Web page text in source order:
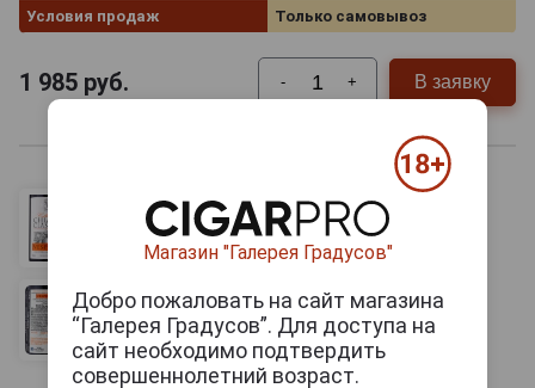
Условия продаж
Только самовывоз
1 985 руб. - + В заявку
Магазин "Галерея Градусов"
Добро пожаловать на сайт магазина
“Галерея Градусов”. Для доступа на
сайт необходимо подтвердить
совершеннолетний возраст.